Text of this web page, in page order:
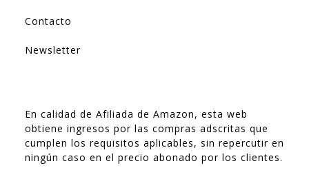
Contacto
Newsletter
En calidad de Afiliada de Amazon, esta web
obtiene ingresos por las compras adscritas que
cumplen los requisitos aplicables, sin repercutir en
ningún caso en el precio abonado por los clientes.